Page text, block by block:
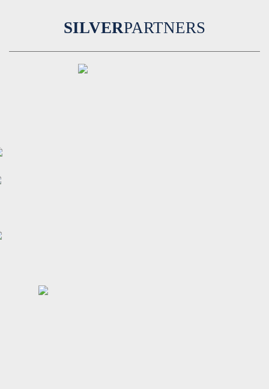
SILVERPARTNERS